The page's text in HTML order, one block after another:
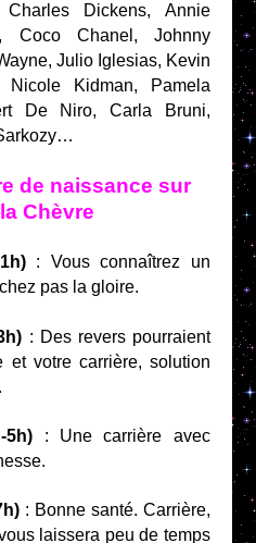
Dickens, Annie
Coco Chanel, Johnny
Julio Iglesias, Kevin
Nicole Kidman, Pamela
De Niro, Carla Bruni,
de naissance sur
Chèvre
: Vous connaîtrez un
pas la gloire.
: Des revers pourraient
et votre carrière, solution
5h) : Une carrière avec
: Bonne santé. Carrière,
laissera peu de temps